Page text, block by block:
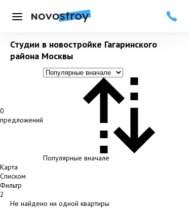
Меню
Студии в новостройке Гагаринского
района Москвы
0
предложений
Популярные вначале
Карта
Списком
Фильтр
2
Не найдено ни одной квартиры